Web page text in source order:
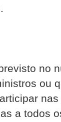
no
ou
a todos